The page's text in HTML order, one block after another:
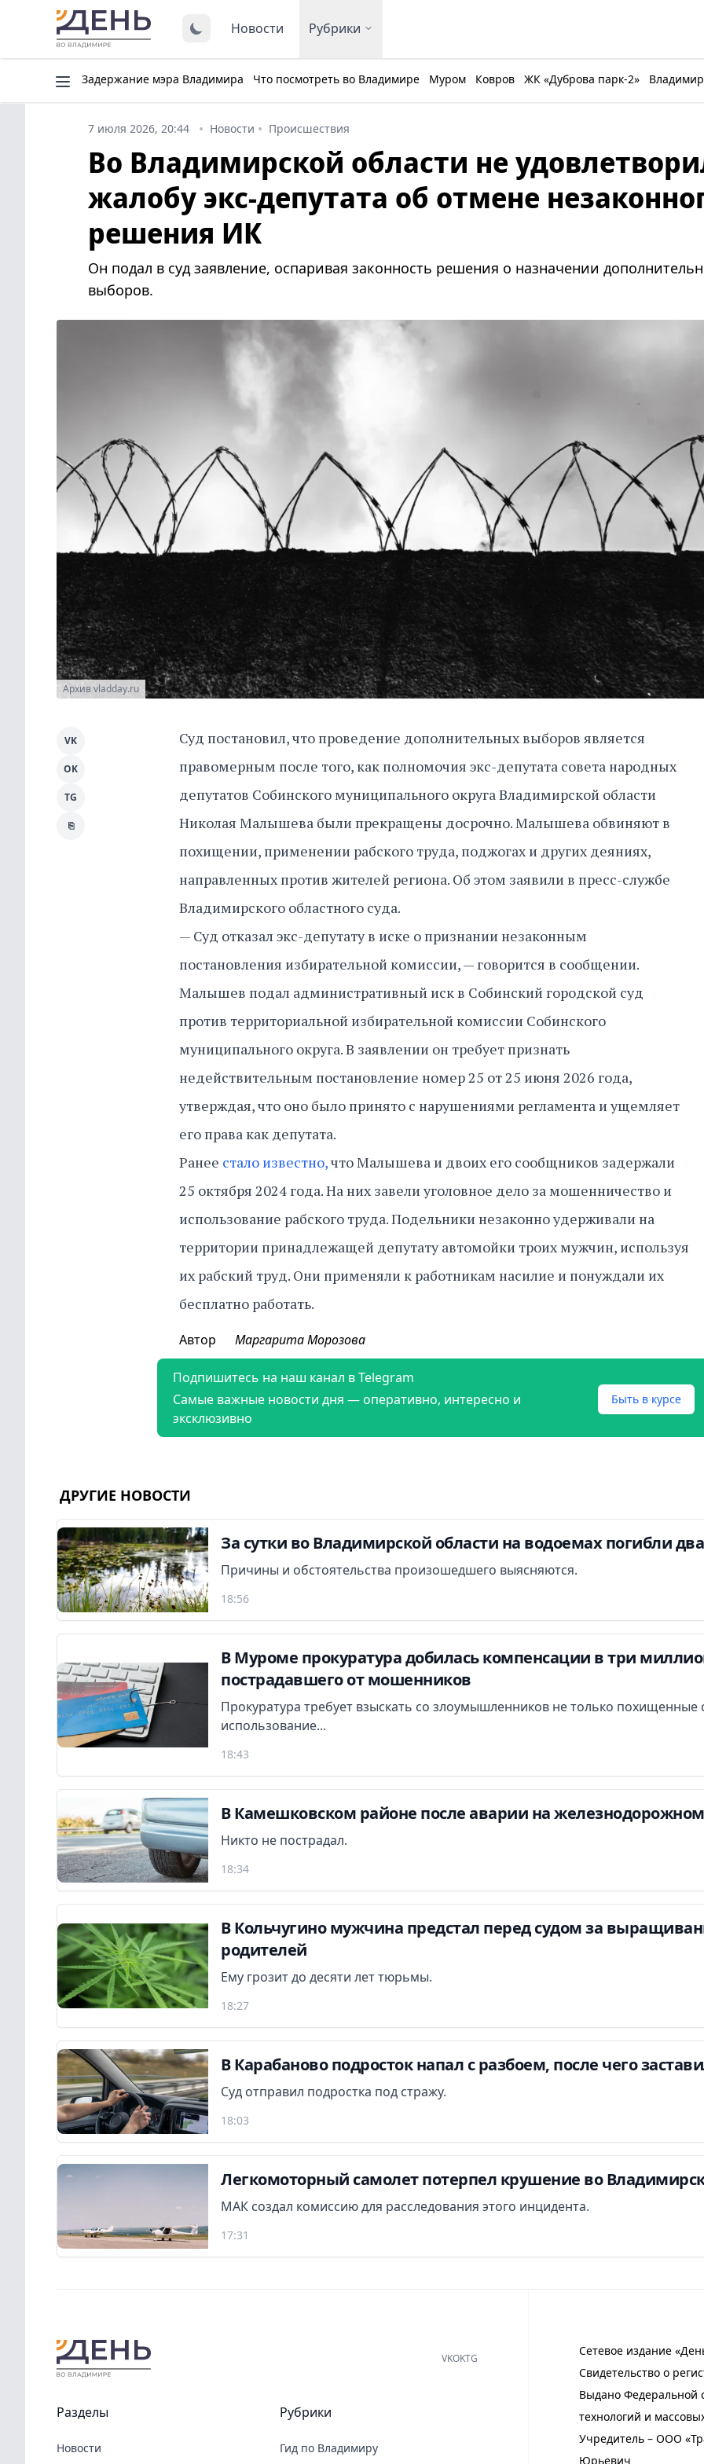
Новости Рубрики
Задержание мэра Владимира Что посмотреть во Владимире Муром Ковров ЖК «Дуброва парк-2»
7 июля 2026, 20:44 Новости Происшествия
Во Владимирской области не
жалобу экс-депутата об отмене
решения ИК
Он подал в суд заявление, оспаривая законность решения о назначении
выборов.
Архив vladday.ru
Суд постановил, что проведение дополнительных выборов является
правомерным после того, как полномочия экс-депутата совета народных
депутатов Собинского муниципального округа Владимирской области
Николая Малышева были прекращены досрочно. Малышева обвиняют в
похищении, применении рабского труда, поджогах и других деяниях,
направленных против жителей региона. Об этом заявили в пресс-службе
Владимирского областного суда.
— Суд отказал экс-депутату в иске о признании незаконным
постановления избирательной комиссии, — говорится в сообщении.
Малышев подал административный иск в Собинский городской суд
против территориальной избирательной комиссии Собинского
муниципального округа. В заявлении он требует признать
недействительным постановление номер 25 от 25 июня 2026 года,
утверждая, что оно было принято с нарушениями регламента и ущемляет
его права как депутата.
Ранее стало известно,что Малышева и двоих его сообщников задержали
25 октября 2024 года. На них завели уголовное дело за мошенничество и
использование рабского труда. Подельники незаконно удерживали на
территории принадлежащей депутату автомойки троих мужчин, используя
их рабский труд. Они применяли к работникам насилие и понуждали их
бесплатно работать.
VK
OK
TG
⎘
Автор Маргарита Морозова
Подпишитесь на наш канал в Telegram
Самые важные новости дня — оперативно, интересно и
эксклюзивно
Быть в курсе
ДРУГИЕ НОВОСТИ
За сутки во Владимирской области на водоемах погибли
Причины и обстоятельства произошедшего выясняются.
18:56
В Муроме прокуратура добилась компенсации в три
пострадавшего от мошенников
Прокуратура требует взыскать со злоумышленников не только похищенные
использование...
18:43
В Камешковском районе после аварии на
Никто не пострадал.
18:34
В Кольчугино мужчина предстал перед судом за
родителей
Ему грозит до десяти лет тюрьмы.
18:27
В Карабаново подросток напал с разбоем, после чего
Суд отправил подростка под стражу.
18:03
Легкомоторный самолет потерпел крушение во
МАК создал комиссию для расследования этого инцидента.
17:31
Сетевое издание
Свидетельство о
Выдано Федеральной
технологий и
Учредитель – ООО
Юрьевич
VKOKTG
Разделы
Новости
Рубрики
Гид по Владимиру